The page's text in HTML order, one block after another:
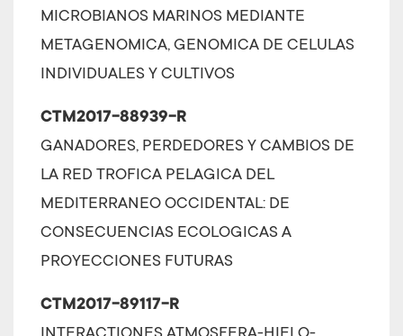
MICROBIANOS MARINOS MEDIANTE
METAGENOMICA, GENOMICA DE CELULAS
INDIVIDUALES Y CULTIVOS
CTM2017-88939-R
GANADORES, PERDEDORES Y CAMBIOS DE
LA RED TROFICA PELAGICA DEL
MEDITERRANEO OCCIDENTAL: DE
CONSECUENCIAS ECOLOGICAS A
PROYECCIONES FUTURAS
CTM2017-89117-R